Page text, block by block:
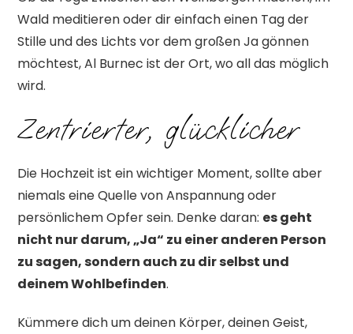
Wald meditieren oder dir einfach einen Tag der
Stille und des Lichts vor dem großen Ja gönnen
möchtest, Al Burnec ist der Ort, wo all das möglich
wird.
Zentrierter, glücklicher
Die Hochzeit ist ein wichtiger Moment, sollte aber
niemals eine Quelle von Anspannung oder
persönlichem Opfer sein. Denke daran: es geht
nicht nur darum, „Ja“ zu einer anderen Person
zu sagen, sondern auch zu dir selbst und
deinem Wohlbefinden.
Kümmere dich um deinen Körper, deinen Geist,